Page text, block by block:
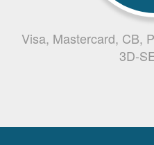
Visa, Mastercard, CB,
3D-